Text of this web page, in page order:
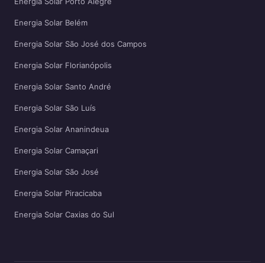
Energia Solar Belém
Energia Solar São José dos Campos
Energia Solar Florianópolis
Energia Solar Santo André
Energia Solar São Luís
Energia Solar Ananindeua
Energia Solar Camaçari
Energia Solar São José
Energia Solar Piracicaba
Energia Solar Caxias do Sul